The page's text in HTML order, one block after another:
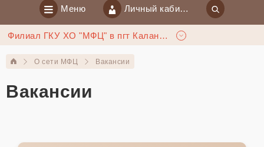
Меню Личный кабинет
Филиал ГКУ ХО "МФЦ" в пгт Каланчак
О сети МФЦ Вакансии
Вакансии